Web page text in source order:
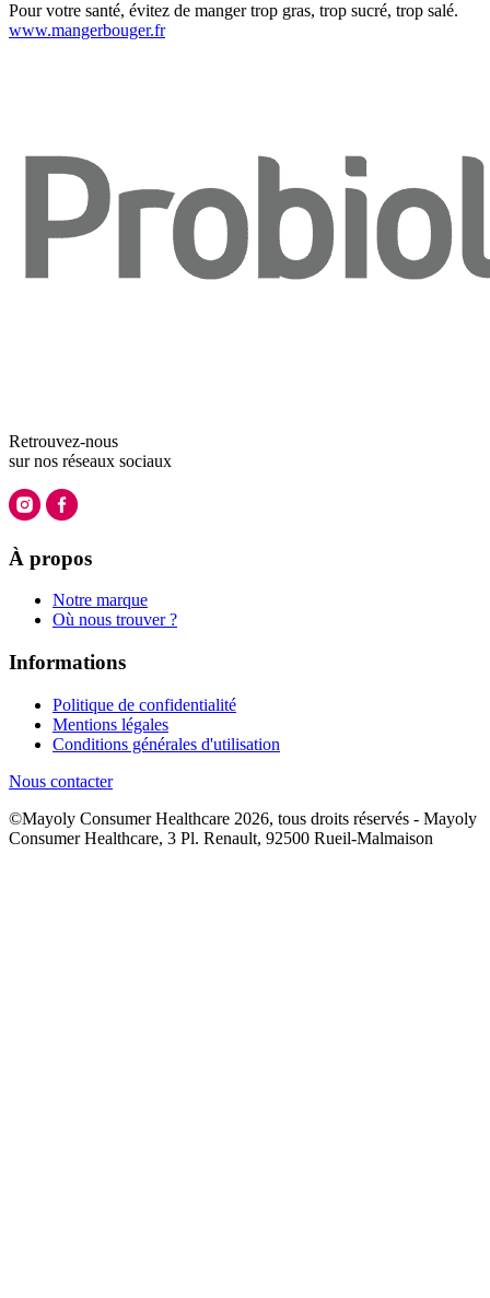
Pour votre santé, évitez de manger trop gras, trop sucré, trop salé.
www.mangerbouger.fr
Retrouvez-nous
sur nos réseaux sociaux
À propos
Notre marque
Où nous trouver ?
Informations
Politique de confidentialité
Mentions légales
Conditions générales d'utilisation
Nous contacter
©Mayoly Consumer Healthcare 2026, tous droits réservés - Mayoly
Consumer Healthcare, 3 Pl. Renault, 92500 Rueil-Malmaison